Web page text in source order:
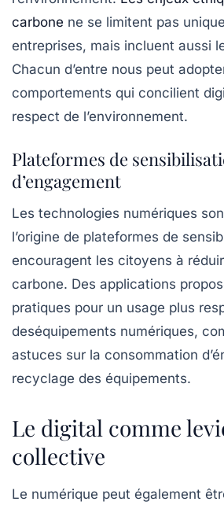
carbone ne se limitent pas
entreprises, mais incluent aussi
Chacun d’entre nous peut
comportements qui concilient
respect de l’environnement.
Plateformes de
d’engagement
Les technologies numériques
l’origine de plateformes de
encouragent les citoyens à
carbone. Des applications
pratiques pour un usage plus
deséquipements numériques,
astuces sur la consommation
recyclage des équipements.
Le digital comme
collective
Le numérique peut également